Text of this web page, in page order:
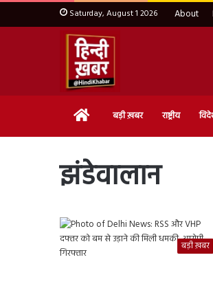
Saturday, August 1 2026 About
Home बड़ी ख़बर राष्ट्रीय
झंडेवालान
बड़ी ख़बर